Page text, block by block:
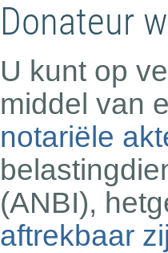
Donateur
U kunt op
middel van
notariële
(ANBI),
aftrekbaar